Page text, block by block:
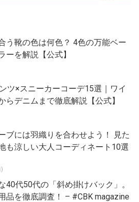
う靴の色は何色？ 4色の万能ベー
ーを解説【公式】
ツ×スニーカーコーデ15選｜ワイ
らデニムまで徹底解説【公式】
ブには羽織りを合わせよう！ 見た
も涼しい大人コーディネート10選
)
40代50代の「斜め掛けバック」。
品を徹底調査！ – #CBK magazine